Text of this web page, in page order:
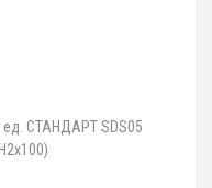
ед. СТАНДАРТ SDS05